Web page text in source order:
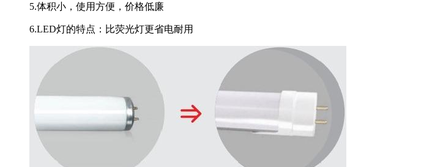
5.体积小，使用方便，价格低廉
6.LED灯的特点：比荧光灯更省电耐用